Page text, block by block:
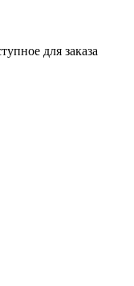
для заказа